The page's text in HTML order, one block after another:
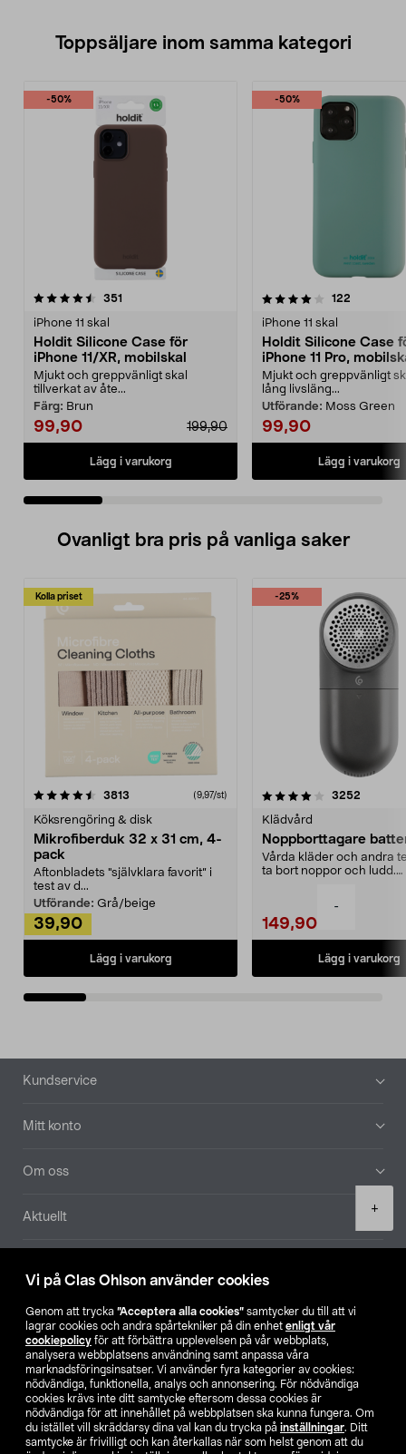
Vi på Clas Ohlson använder cookies
Genom att trycka ”Acceptera alla cookies” samtycker du till att vi
lagrar cookies och andra spårtekniker på din enhet enligt vår
cookiepolicy för att förbättra upplevelsen på vår webbplats,
analysera webbplatsens användning samt anpassa våra
marknadsföringsinsatser. Vi använder fyra kategorier av cookies:
nödvändiga, funktionella, analys och annonsering. För nödvändiga
cookies krävs inte ditt samtycke eftersom dessa cookies är
nödvändiga för att innehållet på webbplatsen ska kunna fungera. Om
du istället vill skräddarsy dina val kan du trycka på inställningar. Ditt
samtycke är frivilligt och kan återkallas när som helst genom att du
-
+
Toppsäljare inom samma kategori
-50%
351
iPhone 11 skal
Holdit Silicone Case för
iPhone 11/XR, mobilskal
Mjukt och greppvänligt skal
tillverkat av åte...
Färg: Brun
99,90 199,90
Lägg i varukorg
-50%
4.0 av 5 stjärnor 122
iPhone 11 skal
Holdit Silicone Case
iPhone 11 Pro,
Mjukt och greppvänligt
lång livsläng...
Utförande: Moss Green
99,90
Lägg i varukorg
4.5 av 5 stjärnor
Ovanligt bra pris på vanliga saker
Kolla priset
3813 (9,97/st)
Köksrengöring & disk
Mikrofiberduk 32 x 31 cm, 4-
pack
Aftonbladets "självklara favorit” i
test av d...
Utförande: Grå/beige
39,90
Lägg i varukorg
-25%
4.0av 5 stjärnor 3252
Klädvård
Noppborttagare
Vårda kläder och andra
ta bort noppor och ludd.
149,90
Lägg i varukorg
4.5av 5 stjärnor
Sidfot
Kundservice
Mitt konto
Om oss
Aktuellt
Hitta butik
SE NO FI